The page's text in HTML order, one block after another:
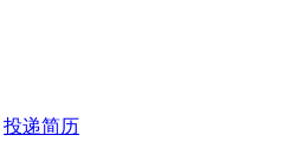
投递简历